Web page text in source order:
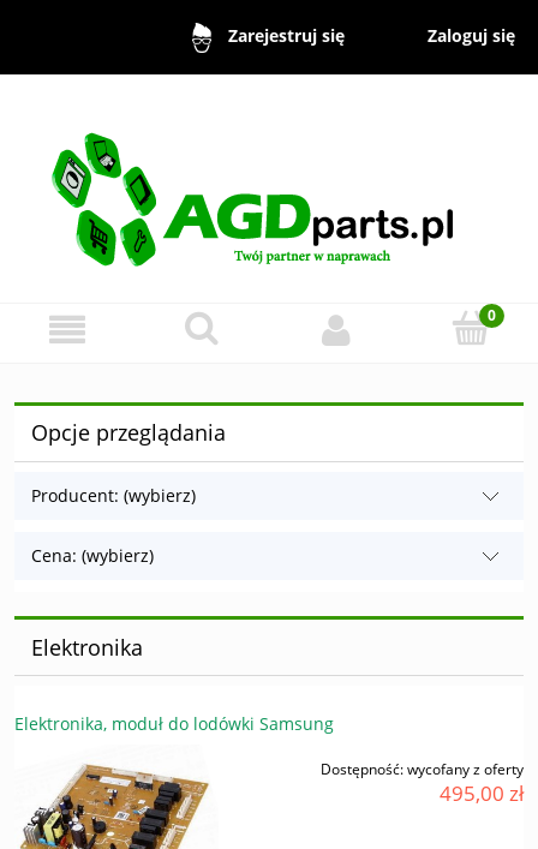
Zarejestruj się Zaloguj się
Opcje przeglądania
Producent: (wybierz)
Cena: (wybierz)
Elektronika
Elektronika, moduł do lodówki Samsung
Dostępność:wycofany z oferty
495,00 zł